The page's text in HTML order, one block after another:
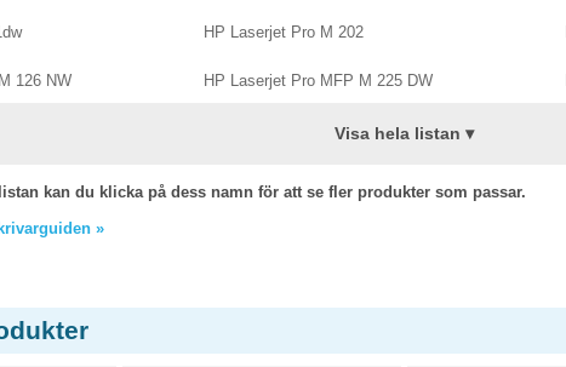
HP Laserjet Pro M 202
126 NW HP Laserjet Pro MFP M 225 DW
Visa hela listan ▾
kan du klicka på dess namn för att se fler produkter som passar.
»